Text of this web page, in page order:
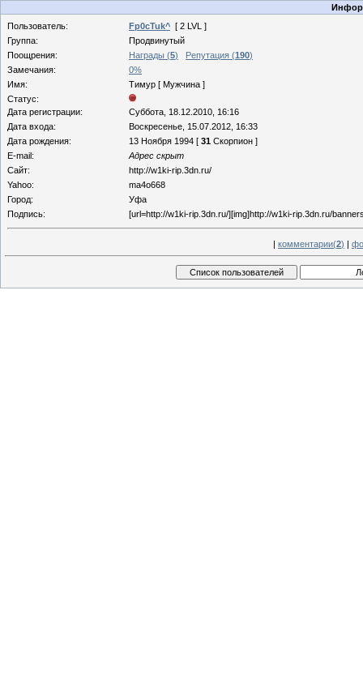
Пользователь:
Fp0cTuk^ [ 2 LVL ]
Группа:
Продвинутый
Поощрения:
Награды (5) Репутация (190)
Замечания:
0%
Имя:
Тимур [ Мужчина ]
Статус:
Дата регистрации:
Суббота, 18.12.2010, 16:16
Дата входа:
Воскресенье, 15.07.2012, 16:33
Дата рождения:
13 Ноября 1994 [ 31 Скорпион ]
E-mail:
Адрес скрыт
Сайт:
http://w1ki-rip.3dn.ru/
Yahoo:
ma4o668
Город:
Уфа
Подпись:
[url=http://w1ki-rip.3dn.ru/][img]http://w1ki-rip.3dn.ru/
| комментарии(2) |